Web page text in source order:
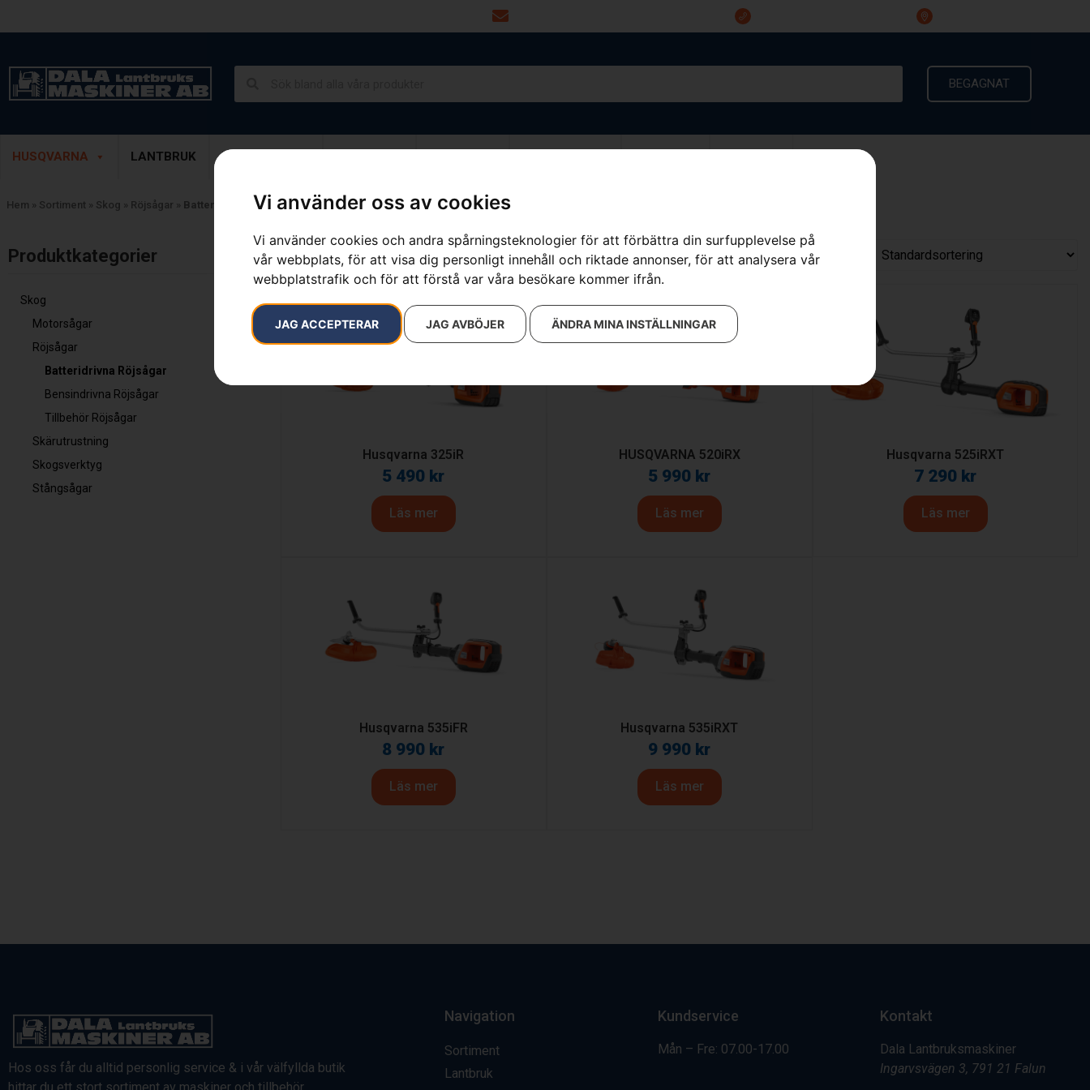
Vi använder oss av cookies
Vi använder cookies och andra spårningsteknologier för att förbättra din surfupplevelse på
vår webbplats, för att visa dig personligt innehåll och riktade annonser, för att analysera vår
webbplatstrafik och för att förstå var våra besökare kommer ifrån.
JAG ACCEPTERAR JAG AVBÖJER ÄNDRA MINA INSTÄLLNINGAR
BEGAGNAT
HUSQVARNA LANTBRUK ENTREPRENAD
Hem » Sortiment » Skog » Röjsågar » Batteridrivna Röjsågar
Produktkategorier​
Skog
Motorsågar
Röjsågar
Batteridrivna Röjsågar
Bensindrivna Röjsågar
Tillbehör Röjsågar
Skärutrustning
Skogsverktyg
Stångsågar
Visar alla 5 resultat
Husqvarna 325iR​
5 490 kr
Läs mer
HUSQVARNA 520iRX
5 990 kr
Läs mer
Husqvarna 525iRXT
7 290 kr
Läs mer
Husqvarna 535iFR
8 990 kr
Läs mer
Husqvarna 535iRXT
9 990 kr
Läs mer
Hos oss får du alltid personlig service & i vår välfyllda butik
Navigation
Sortiment
Lantbruk
Kundservice
Mån – Fre: 07.00-17.00
Kontakt
Dala Lantbruksmaskiner
Ingarvsvägen 3, 791 21 Falun